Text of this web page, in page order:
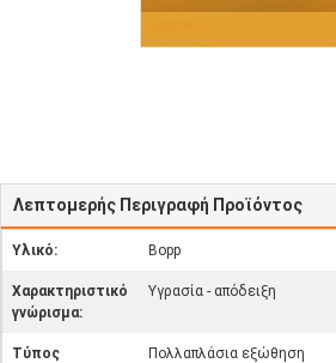
Λεπτομερής Περιγραφή Προϊόντος
Υλικό: Bopp
Χαρακτηριστικό
γνώρισμα:
Υγρασία - απόδειξη
Τύπος
Πολλαπλάσια εξώθηση